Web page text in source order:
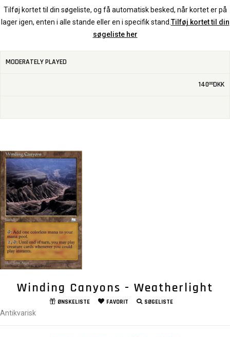
Tilføj kortet til din søgeliste, og få automatisk besked, når kortet er på
lager igen, enten i alle stande eller en i specifik stand. Tilføj kortet til din
søgeliste her
MODERATELY PLAYED
14000DKK
Winding Canyons - Weatherlight
ØNSKELISTE FAVORIT SØGELISTE
Antikvarisk